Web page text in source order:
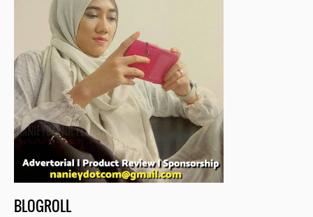
BLOGROLL